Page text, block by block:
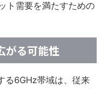
ト需要を満たすための
がる可能性
る6GHz帯域は、従来